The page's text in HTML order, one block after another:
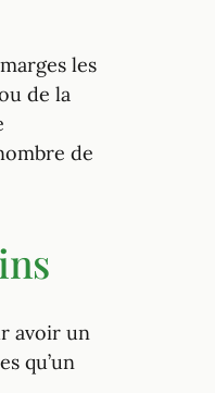
les
de la
de
avoir un
qu’un